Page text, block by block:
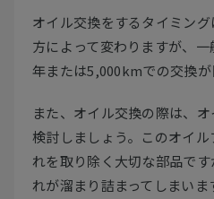
オイル交換をするタイミン
方によって変わりますが、
年または5,000kmでの交換が
また、オイル交換の際は、
検討しましょう。このオイ
れを取り除く大切な部品で
れが溜まり詰まってしまい